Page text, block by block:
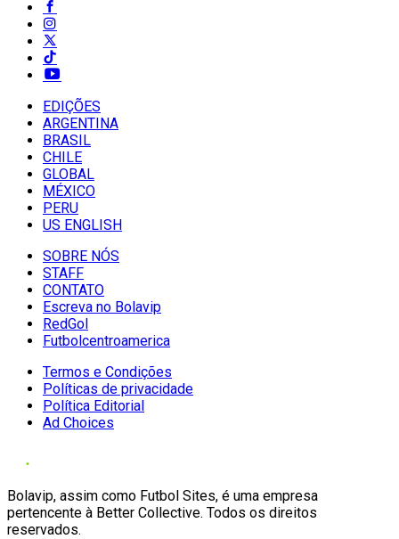
EDIÇÕES
ARGENTINA
BRASIL
CHILE
GLOBAL
MÉXICO
PERU
US ENGLISH
SOBRE NÓS
STAFF
CONTATO
Escreva no Bolavip
RedGol
Futbolcentroamerica
Termos e Condições
Políticas de privacidade
Política Editorial
Ad Choices
Bolavip, assim como Futbol Sites, é uma empresa
pertencente à Better Collective. Todos os direitos
reservados.